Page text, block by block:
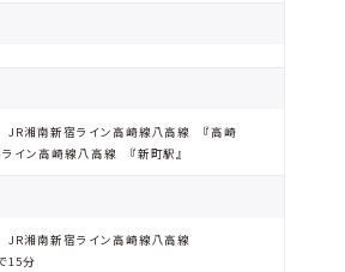
JR湘南新宿ライン高崎線八高線 『高崎
イン高崎線八高線 『新町駅』
JR湘南新宿ライン高崎線八高線
15分